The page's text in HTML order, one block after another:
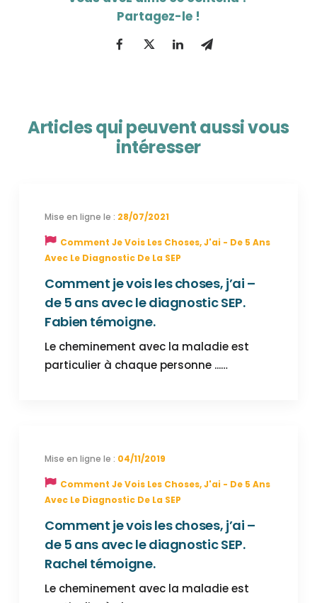
Articles qui peuvent aussi vous
intéresser
28/07/2021
Comment Je Vois Les Choses, J'ai - De 5 Ans
Avec Le Diagnostic De La SEP
Comment je vois les choses, j’ai –
de 5 ans avec le diagnostic SEP.
Fabien témoigne.
Le cheminement avec la maladie est
particulier à chaque personne ...…
04/11/2019
Comment Je Vois Les Choses, J'ai - De 5 Ans
Avec Le Diagnostic De La SEP
Comment je vois les choses, j’ai –
de 5 ans avec le diagnostic SEP.
Rachel témoigne.
Le cheminement avec la maladie est